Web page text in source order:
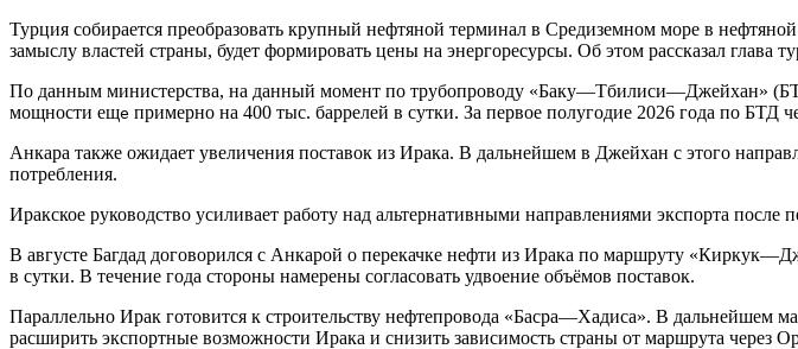
Турция собирается преобразовать крупный нефтяной терминал в Средиземном море в
замыслу властей страны, будет формировать цены на энергоресурсы. Об этом рассказал глава
По данным министерства, на данный момент по трубопроводу «Баку—Тбилиси—Джейхан»
мощности еще примерно на 400 тыс. баррелей в сутки. За первое полугодие 2026 года по
Анкара также ожидает увеличения поставок из Ирака. В дальнейшем в Джейхан с этого
потребления.
Иракское руководство усиливает работу над альтернативными направлениями экспорта
В августе Багдад договорился с Анкарой о перекачке нефти из Ирака по маршруту
в сутки. В течение года стороны намерены согласовать удвоение объёмов поставок.
Параллельно Ирак готовится к строительству нефтепровода «Басра—Хадиса». В
расширить экспортные возможности Ирака и снизить зависимость страны от маршрута через